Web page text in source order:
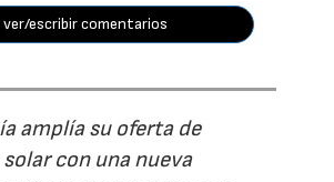
ver/escribir comentarios
amplía su oferta de
con una nueva